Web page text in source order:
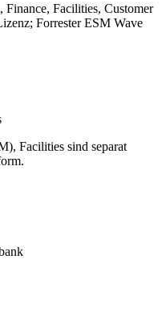
Facilities, Customer
Forrester ESM Wave
Facilities sind separat